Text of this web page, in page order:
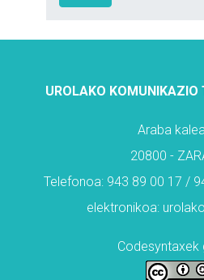
UROLAKO KOMUNIKAZIO
Araba
20800 -
Telefonoa: 943 89 00 17 /
elektronikoa:
Codesyntaxek